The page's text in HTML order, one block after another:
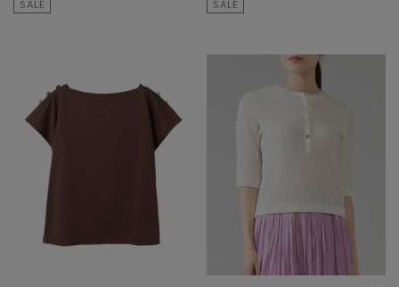
SALE SALE